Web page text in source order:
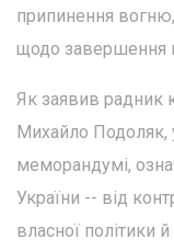
припинення
щодо завершення
Як заявив радник
Михайло Подоляк,
меморандумі,
України -- від
власної політики й